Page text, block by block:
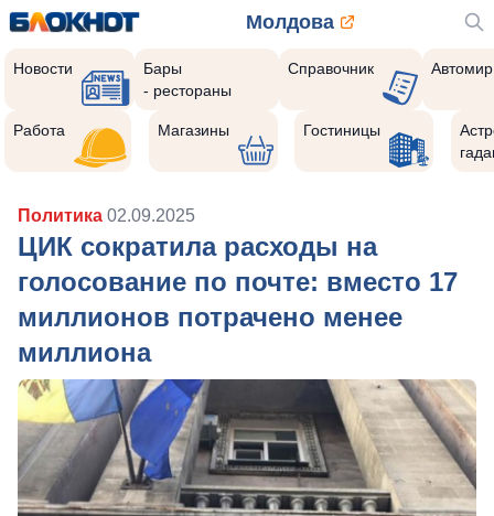
Молдова
Новости
Бары
- рестораны
Справочник Автомир
Работа Магазины Гостиницы
Политика 02.09.2025
ЦИК сократила расходы на
голосование по почте: вместо 17
миллионов потрачено менее
миллиона